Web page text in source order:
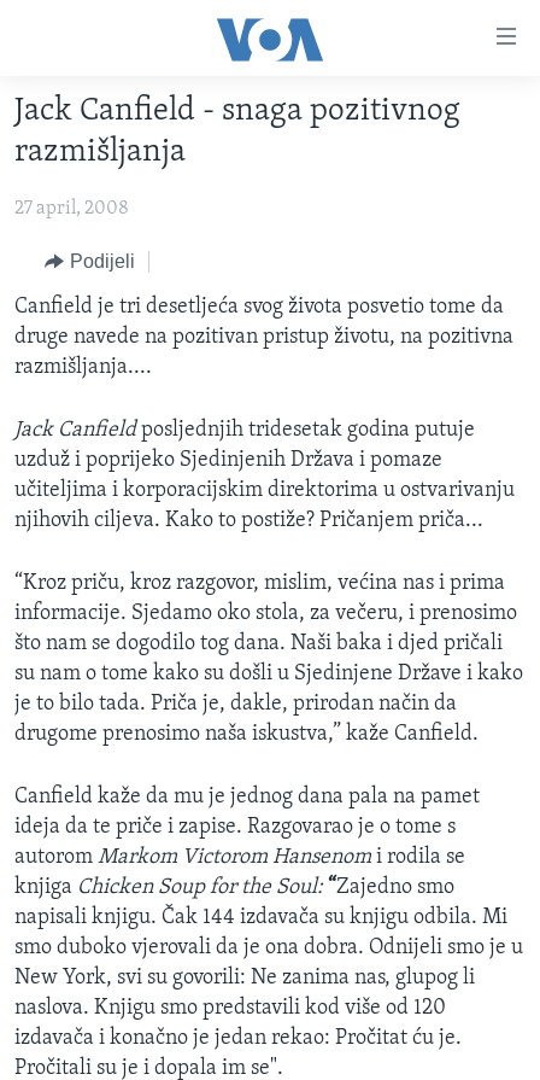
glavni
sadržaj
na
navigaciju
Idi
na
pretragu
FOTOGRAFIJE DANA
VIJESTI
SJEDINJENE AMERIČKE DRŽAVE
BOSNA I HERCEGOVINA
NAUKA I TEHNOLOGIJA
SPECIJALNI PROJEKTI
SLOBODA MEDIJA
ŽENSKA STRANA
IZBJEGLIČKA STRANA
O GLASU AMERIKE
Learning English
PRATITE NAS
Jezici
Jack Canfield - snaga pozitivnog
razmišljanja
27 april, 2008
Podijeli
Canfield je tri desetljeća svog života posvetio tome da
druge navede na pozitivan pristup životu, na pozitivna
razmišljanja....
Jack Canfieldposljednjih tridesetak godina putuje
uzduž i poprijeko Sjedinjenih Država i pomaze
učiteljima i korporacijskim direktorima u ostvarivanju
njihovih ciljeva. Kako to postiže? Pričanjem priča...
“Kroz priču, kroz razgovor, mislim, većina nas i prima
informacije. Sjedamo oko stola, za večeru, i prenosimo
što nam se dogodilo tog dana. Naši baka i djed pričali
su nam o tome kako su došli u Sjedinjene Države i kako
je to bilo tada. Priča je, dakle, prirodan način da
drugome prenosimo naša iskustva,” kaže Canfield.
Canfield kaže da mu je jednog dana pala na pamet
ideja da te priče i zapise. Razgovarao je o tome s
autorom Markom Victorom Hansenom i rodila se
knjiga Chicken Soup for the Soul:“Zajedno smo
napisali knjigu. Čak 144 izdavača su knjigu odbila. Mi
smo duboko vjerovali da je ona dobra. Odnijeli smo je u
New York, svi su govorili: Ne zanima nas, glupog li
naslova. Knjigu smo predstavili kod više od 120
izdavača i konačno je jedan rekao: Pročitat ću je.
Pročitali su je i dopala im se".